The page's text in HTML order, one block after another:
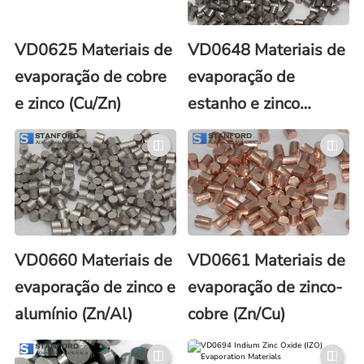
VD0625 Materiais de
evaporação de cobre
e zinco (Cu/Zn)
VD0648 Materiais de
evaporação de
estanho e zinco
(Sn/Zn)
VD0660 Materiais de
evaporação de zinco e
alumínio (Zn/Al)
VD0661 Materiais de
evaporação de zinco-
cobre (Zn/Cu)